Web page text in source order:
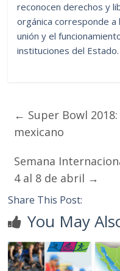
reconocen derechos y
orgánica corresponde
unión y el
instituciones del Estado.
← Super Bowl
mexicano
Semana
4 al 8 de abril →
Share This Post:
You May